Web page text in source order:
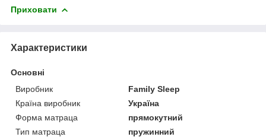
Приховати
Характеристики
Основні
Виробник
Family Sleep
Країна виробник
Україна
Форма матраца
прямокутний
Тип матраца
пружинний